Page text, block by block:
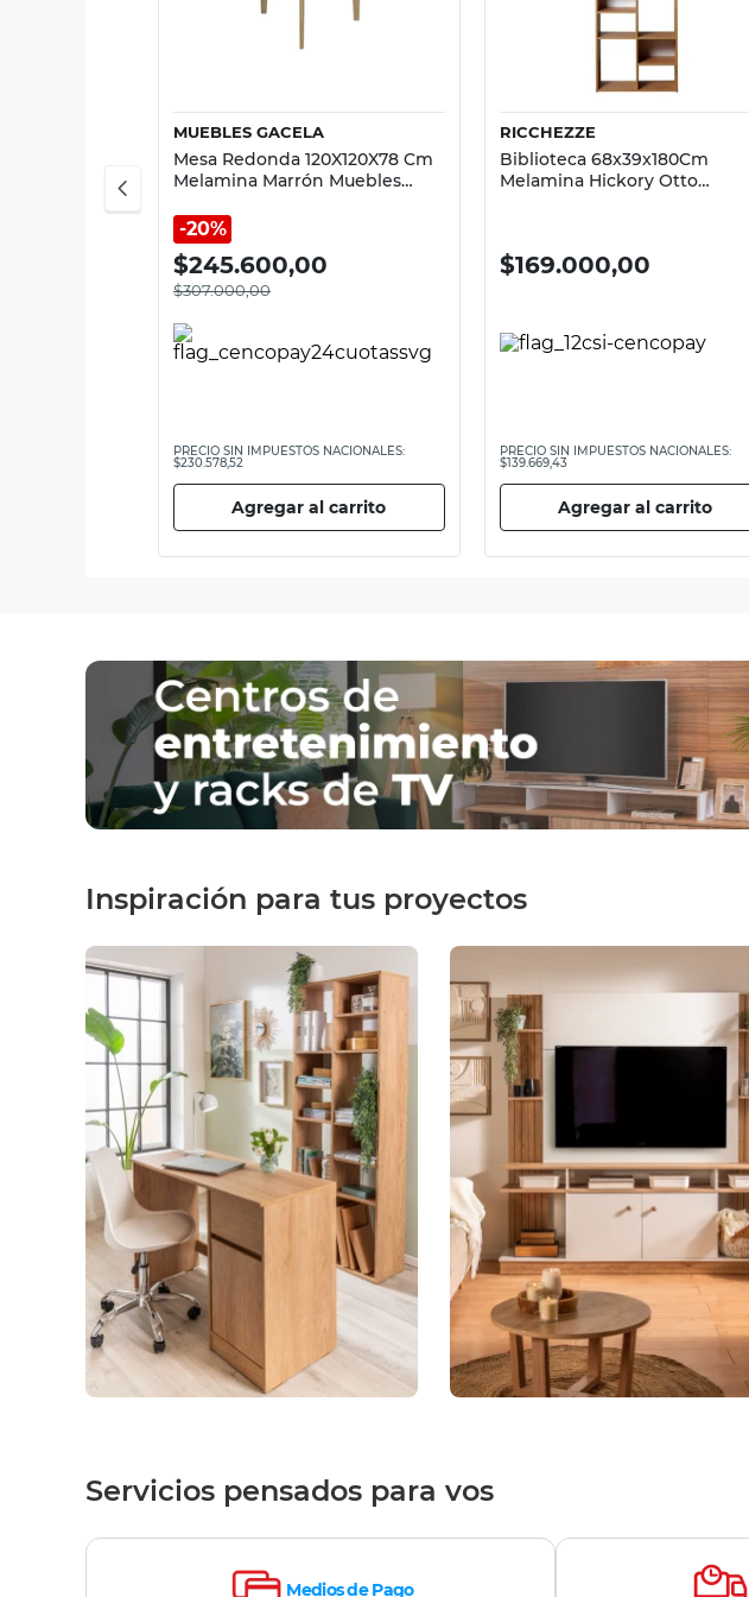
Vista rápida
MUEBLES GACELA
Mesa Redonda 120X120X78 Cm
Melamina Marrón Muebles
20%
$245.600,00
$307.000,00
PRECIO SIN IMPUESTOS NACIONALES:
$230.578,52
Agregar al carrito
Vista rápida
RICCHEZZE
Biblioteca 68x39x180Cm
Melamina Hickory Otto
$169.000,00
PRECIO SIN IMPUESTOS NACIONALES:
$139.669,43
Agregar al carrito
Inspiración para tus proyectos
Servicios pensados para vos
Medios de Pago